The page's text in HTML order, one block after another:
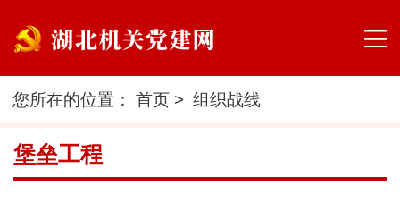
您所在的位置：首页 >组织战线
堡垒工程